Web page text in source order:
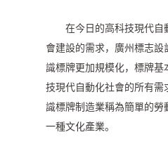
在今日的高科技現代自
會建設的需求，廣州標志設
識標牌更加規模化，標牌基
技現代自動化社會的所有需
識標牌制造業稱為簡單的勞
一種文化產業。